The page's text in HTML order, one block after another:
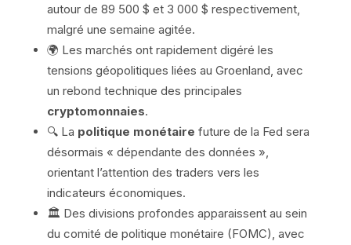
autour de 89 500 $ et 3 000 $ respectivement,
malgré une semaine agitée.
🌍 Les marchés ont rapidement digéré les
tensions géopolitiques liées au Groenland, avec
un rebond technique des principales
cryptomonnaies.
🔍 La politique monétaire future de la Fed sera
désormais « dépendante des données »,
orientant l’attention des traders vers les
indicateurs économiques.
🏛️ Des divisions profondes apparaissent au sein
du comité de politique monétaire (FOMC), avec